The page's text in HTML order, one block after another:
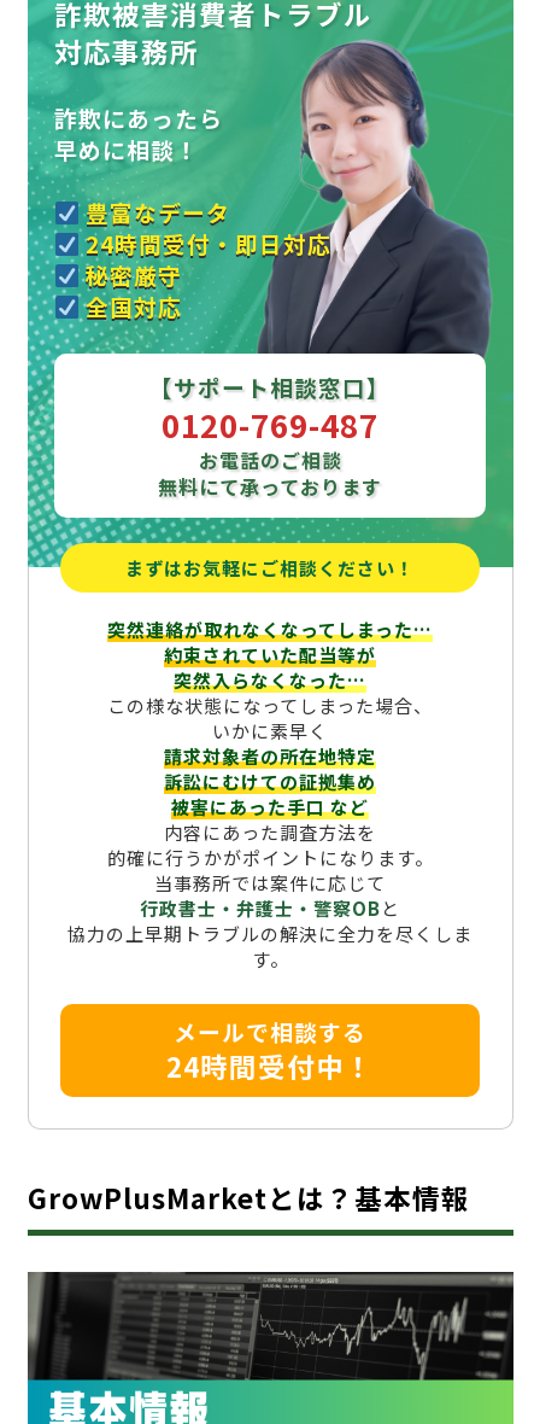
詐欺被害消費者トラブル
対応事務所
詐欺にあったら
早めに相談！
豊富なデータ
24時間受付・即日対応
秘密厳守
全国対応
【サポート相談窓口】
0120-769-487
お電話のご相談
無料にて承っております
まずはお気軽にご相談ください！
突然連絡が取れなくなってしまった…
約束されていた配当等が
突然入らなくなった…
この様な状態になってしまった場合、
いかに素早く
請求対象者の所在地特定
訴訟にむけての証拠集め
被害にあった手口など
内容にあった調査方法を
的確に行うかがポイントになります。
当事務所では案件に応じて
行政書士・弁護士・警察OBと
協力の上早期トラブルの解決に全力を尽くしま
す。
メールで相談する
24時間受付中！
GrowPlusMarketとは？基本情報